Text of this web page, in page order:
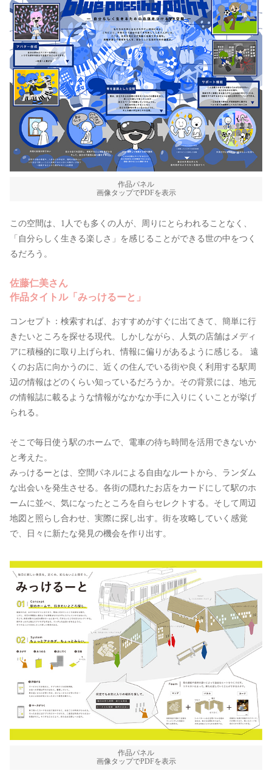
作品パネル
画像タップでPDFを表示
この空間は、1人でも多くの人が、周りにとらわれることなく、
「自分らしく生きる楽しさ」を感じることができる世の中をつく
るだろう。
佐藤仁美さん
作品タイトル「みっけるーと」
コンセプト：検索すれば、おすすめがすぐに出てきて、簡単に行
きたいところを探せる現代。しかしながら、人気の店舗はメディ
アに積極的に取り上げられ、情報に偏りがあるように感じる。 遠
くのお店に向かうのに、近くの住んでいる街や良く利用する駅周
辺の情報はどのくらい知っているだろうか。その背景には、地元
の情報誌に載るような情報がなかなか手に入りにくいことが挙げ
られる。
そこで毎日使う駅のホームで、電車の待ち時間を活用できないか
と考えた。
みっけるーとは、空間パネルによる自由なルートから、ランダム
な出会いを発生させる。各街の隠れたお店をカードにして駅のホ
ームに並べ、気になったところを自らセレクトする。そして周辺
地図と照らし合わせ、実際に探し出す。街を攻略していく感覚
で、日々に新たな発見の機会を作り出す。
作品パネル
画像タップでPDFを表示